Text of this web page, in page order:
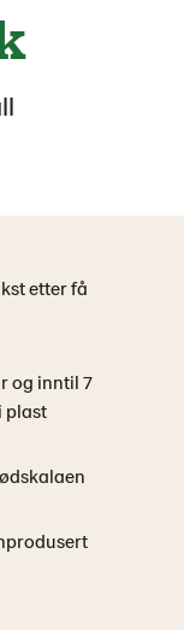
etter få
og inntil 7
plast